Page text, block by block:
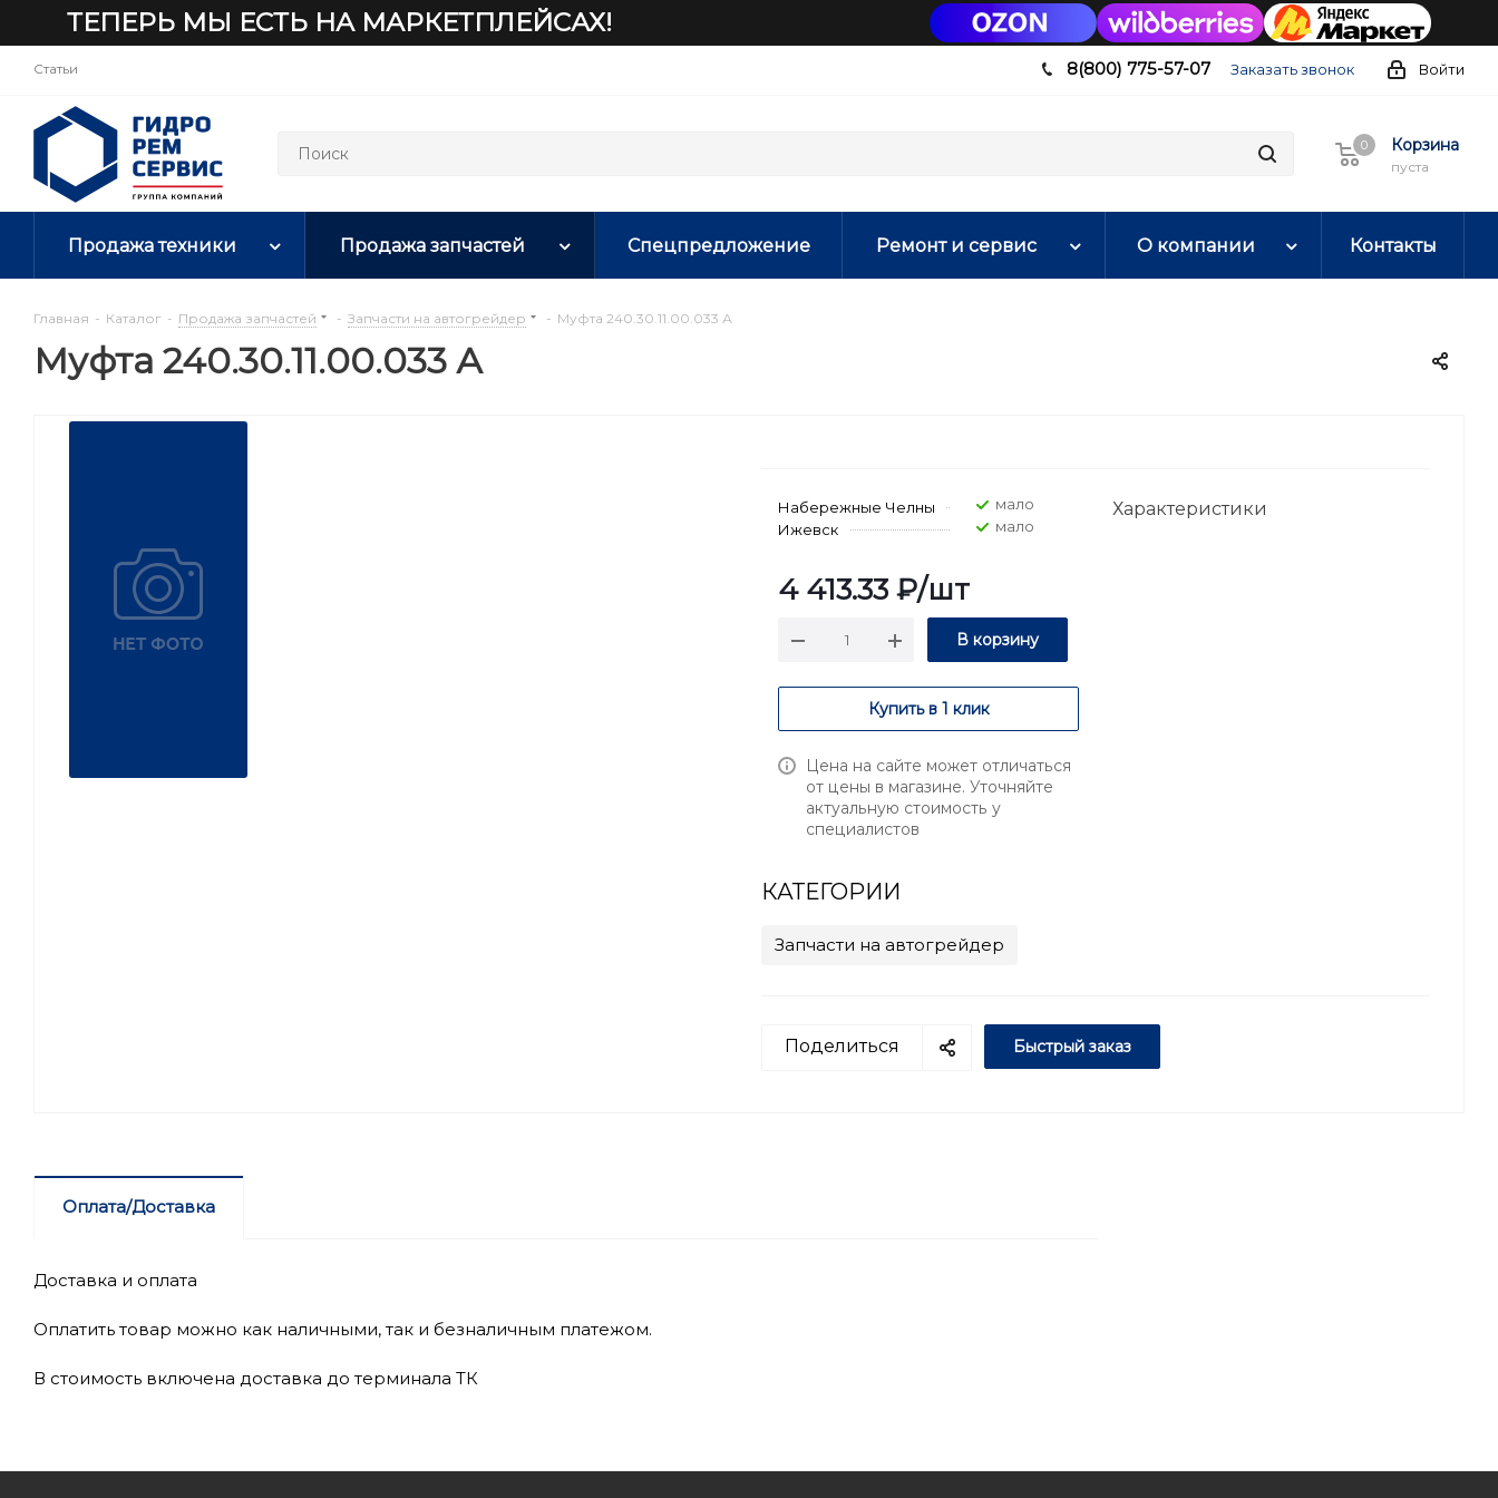
ТЕПЕРЬ МЫ ЕСТЬ НА МАРКЕТПЛЕЙСАХ!
Статьи Войти
8(800) 775-57-07 Заказать звонок
Корзина
0
пуста
0
Продажа техники Продажа запчастей Спецпредложение Ремонт и сервис О компании Контакты
Главная - Каталог - Продажа запчастей - Запчасти на автогрейдер - Муфта 240.30.11.00.033 А
Муфта 240.30.11.00.033 А
Набережные Челны
Мало
Ижевск
Мало
4 413.33 ₽/шт
В корзину
Купить в 1 клик
Цена на сайте может отличаться
от цены в магазине. Уточняйте
актуальную стоимость у
специалистов
Характеристики
КАТЕГОРИИ
Запчасти на автогрейдер
Поделиться Быстрый заказ
Оплата/Доставка
Доставка и оплата
Оплатить товар можно как наличными, так и безналичным платежом.
В стоимость включена доставка до терминала ТК